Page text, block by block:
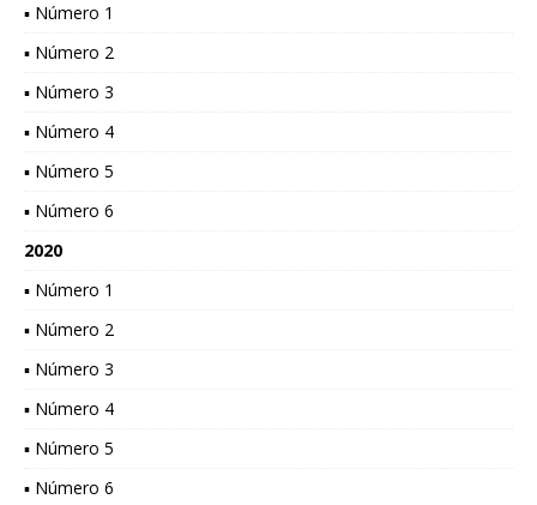
▪ Número 1
▪ Número 2
▪ Número 3
▪ Número 4
▪ Número 5
▪ Número 6
2020
▪ Número 1
▪ Número 2
▪ Número 3
▪ Número 4
▪ Número 5
▪ Número 6